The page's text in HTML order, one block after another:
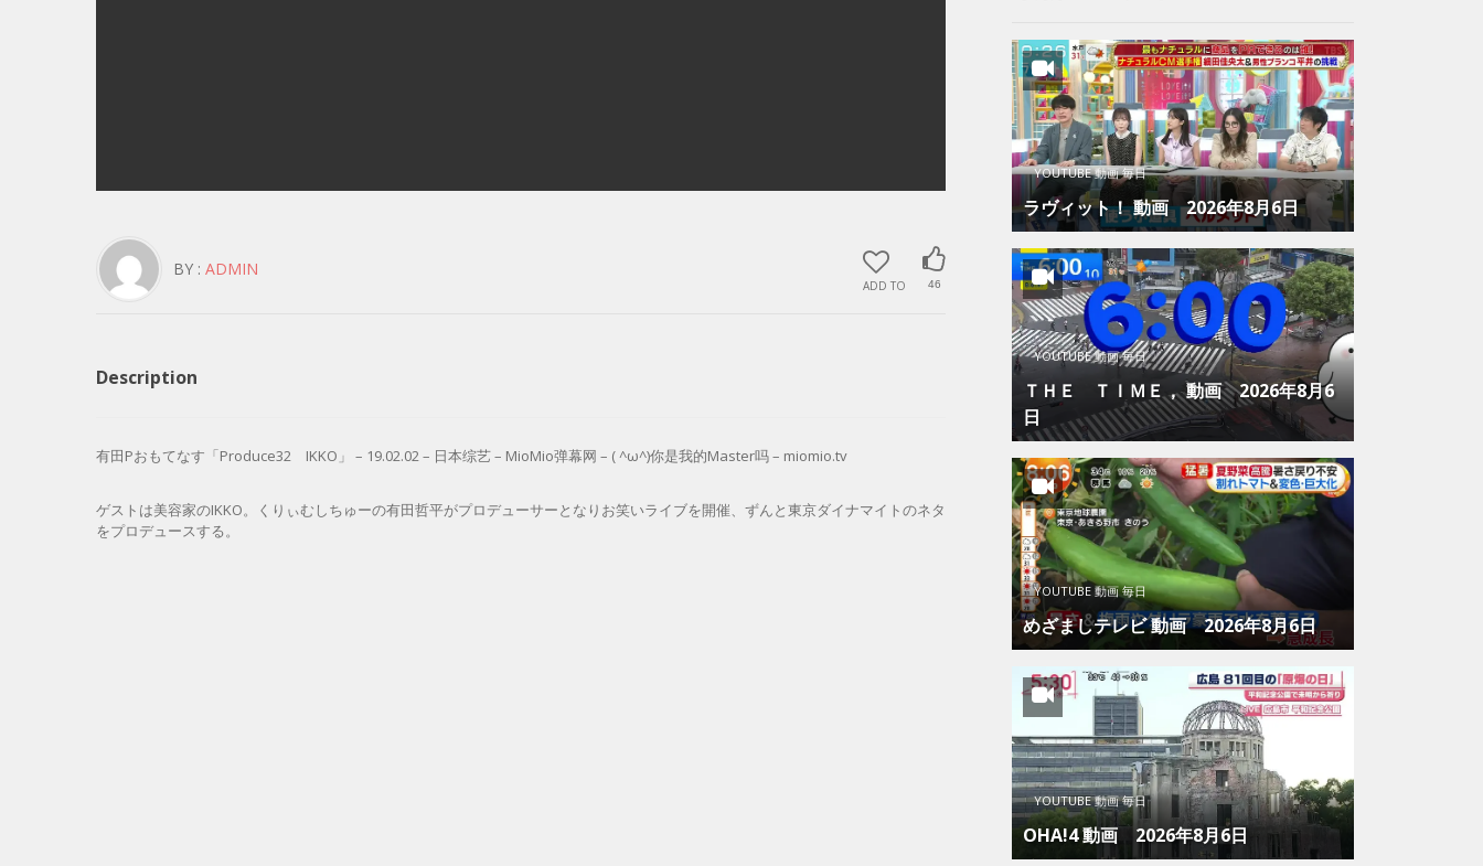
ADD TO 46
BY : ADMIN
Description
有田Pおもてなす「Produce32 IKKO」 – 19.02.02 – 日本综艺 – MioMio弹幕网 – ( ^ω^)你是我的Master吗 – miomio.tv
ゲストは美容家のIKKO。くりぃむしちゅーの有田哲平がプロデューサーとなりお笑いライブを開催、ずんと東京ダイナマイトのネタ
をプロデュースする。
YOUTUBE 動画 毎日
ラヴィット！ 動画 2026年8月6日
YOUTUBE 動画 毎日
ＴＨＥ ＴＩＭＥ， 動画 2026年8月6
日
YOUTUBE 動画 毎日
めざましテレビ 動画 2026年8月6日
YOUTUBE 動画 毎日
OHA!4 動画 2026年8月6日